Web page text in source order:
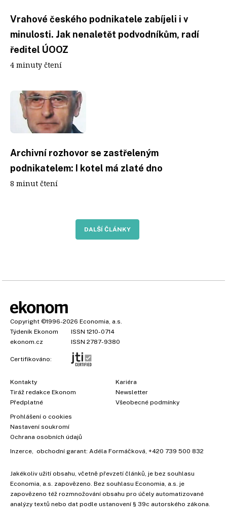
Vrahové českého podnikatele zabíjeli i v
minulosti. Jak nenaletět podvodníkům, radí
ředitel ÚOOZ
4 minuty čtení
Archivní rozhovor se zastřeleným
podnikatelem: I kotel má zlaté dno
8 minut čtení
DALŠÍ ČLÁNKY
Copyright ©1996-2026 Economia, a.s.
Týdeník Ekonom
ISSN 1210-0714
ekonom.cz
ISSN 2787-9380
Certifikováno:
Kontakty
Tiráž redakce Ekonom
Předplatné
Kariéra
Newsletter
Všeobecné podmínky
Prohlášení o cookies
Nastavení soukromí
Ochrana osobních údajů
Inzerce, obchodní garant: Adéla Formáčková, +420 739 500 832
Jakékoliv užití obsahu, včetně převzetí článků, je bez souhlasu
Economia, a.s. zapovězeno. Bez souhlasu Economia, a.s. je
zapovězeno též rozmnožování obsahu pro účely automatizované
analýzy textů nebo dat podle ustanovení § 39c autorského zákona.